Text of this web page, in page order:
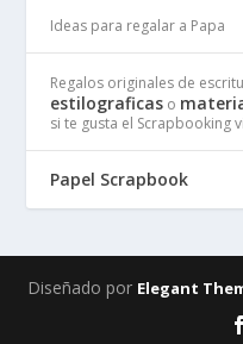
Ideas para regalar a Papa
Regalos originales de
estilograficas o
si te gusta el Scrapbooking
Papel Scrapbook
Diseñado por Elegant